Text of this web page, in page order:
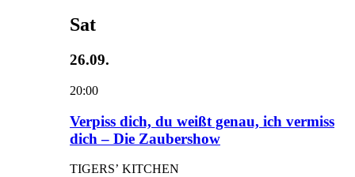
Sat
26.09.
20:00
Verpiss dich, du weißt genau, ich vermiss
dich – Die Zaubershow
TIGERS’ KITCHEN